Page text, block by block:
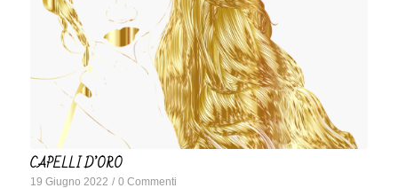
CAPELLI D’ORO
19 Giugno 2022 / 0 Commenti